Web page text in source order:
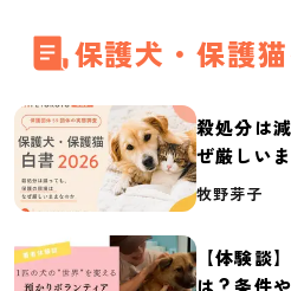
保護犬・保護
殺処分は
ぜ厳しい
体の実態
牧野芽子
【体験談
は？条件